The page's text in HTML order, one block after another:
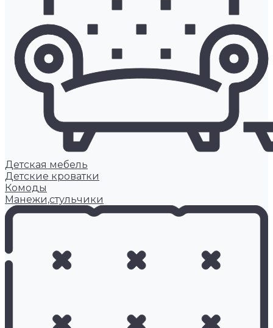
Детская мебель
Детские кроватки
Комоды
Манежи,стульчики